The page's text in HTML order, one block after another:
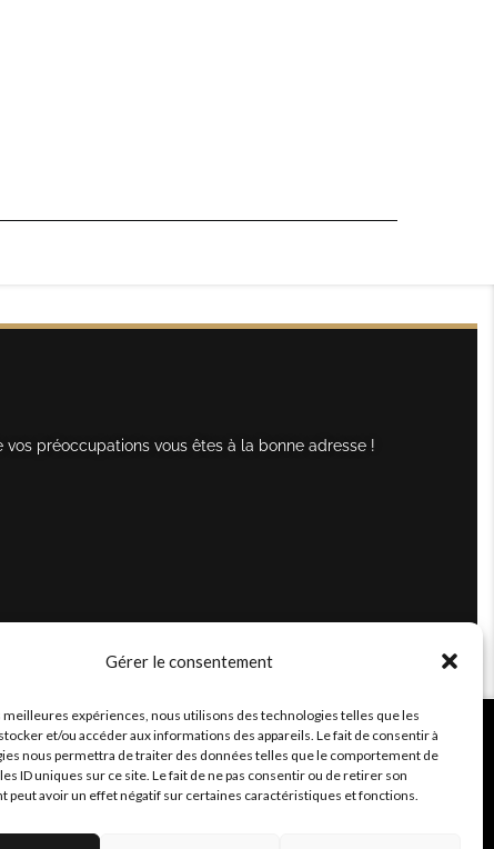
Gérer le consentement
expériences, nous utilisons des technologies telles que les
et/ou accéder aux informations des appareils. Le fait de consentir à
nous permettra de traiter des données telles que le comportement de
ID uniques sur ce site. Le fait de ne pas consentir ou de retirer son
peut avoir un effet négatif sur certaines caractéristiques et fonctions.
préoccupations vous êtes à la bonne adresse !